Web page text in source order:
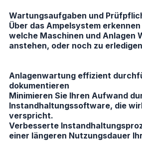
Wartungsaufgaben und
Über das Ampelsystem
welche Maschinen und Anlagen
anstehen, oder noch zu
Anlagenwartung effizient
dokumentieren
Minimieren Sie Ihren Aufwand
Instandhaltungssoftware, die
verspricht.
Verbesserte
einer längeren Nutzungsdauer